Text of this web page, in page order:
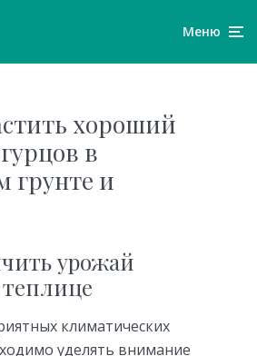
Меню
хороший
в
грунте и
урожай
теплице
климатических
уделять внимание